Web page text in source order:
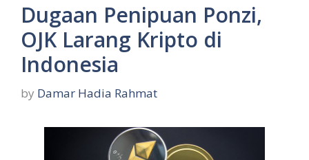
Dugaan Penipuan Ponzi,
OJK Larang Kripto di
Indonesia
by Damar Hadia Rahmat